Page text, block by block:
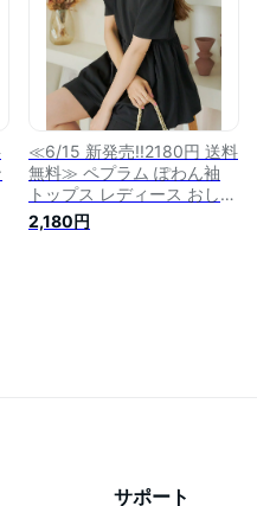
≪6/15 新発売!!2180円 送料
無料≫ ペプラム ぽわん袖
トップス レディース おしゃ
れ 半袖 大人 夏 黒 白 ネイビ
ー ペプラムトップス 半袖ト
2,180円
サポート